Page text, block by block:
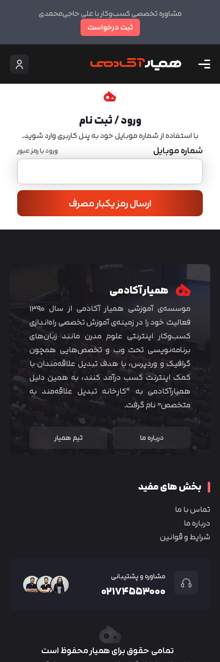
مشاوره تخصصی کسب‌وکار با علی حاجی‌محمدی
ثبت درخواست
ورود / ثبت نام
با استفاده از شماره موبایل خود به پنل کاربری وارد شوید.
شماره موبایل ورود با رمز عبور
ارسال رمز یکبار مصرف
همیار آکادمی
موسسه‌ی آموزشی همیار آکادمی از سال ۱۳۹۰
فعالیت خود را در زمینه‌ی آموزش تخصصی راه‌اندازی
کسب‌و‌کار اینترنتی علوم مدرن مانند زبان‌های
برنامه‌نویسی تحت وب و تخصص‌هایی همچون
گرافیک و وردپرس، با هدف تبدیل علاقه‌مندان با
کمک اینترنت کسب درآمد کنند، به همین دلیل
همیارآکادمی به “کارخانه تبدیل علاقه‌مند به
متخصص” نام گرفت.
درباره ما تیم همیار
بخش های مفید
تماس با ما
درباره ما
شرایط و قوانین
مشاوره و پشتیبانی
۰۲۱۷۴۵۵۳۰۰۰
تمامی حقوق برای همیار محفوظ است
متوجه شدم